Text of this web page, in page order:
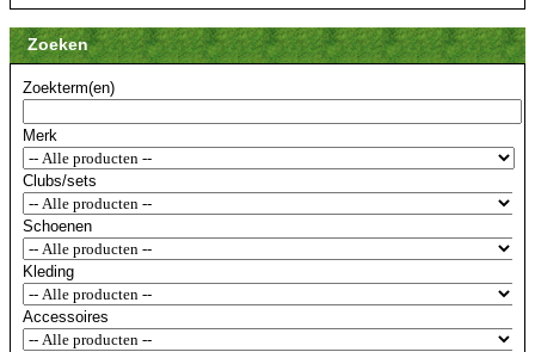
Zoeken
Zoekterm(en)
Merk
Clubs/sets
Schoenen
Kleding
Accessoires